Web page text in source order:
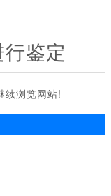
鉴定
续浏览网站!